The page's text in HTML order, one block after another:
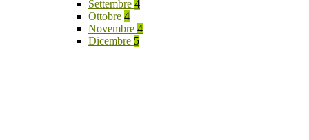
Settembre 4
Ottobre 4
Novembre 4
Dicembre 5